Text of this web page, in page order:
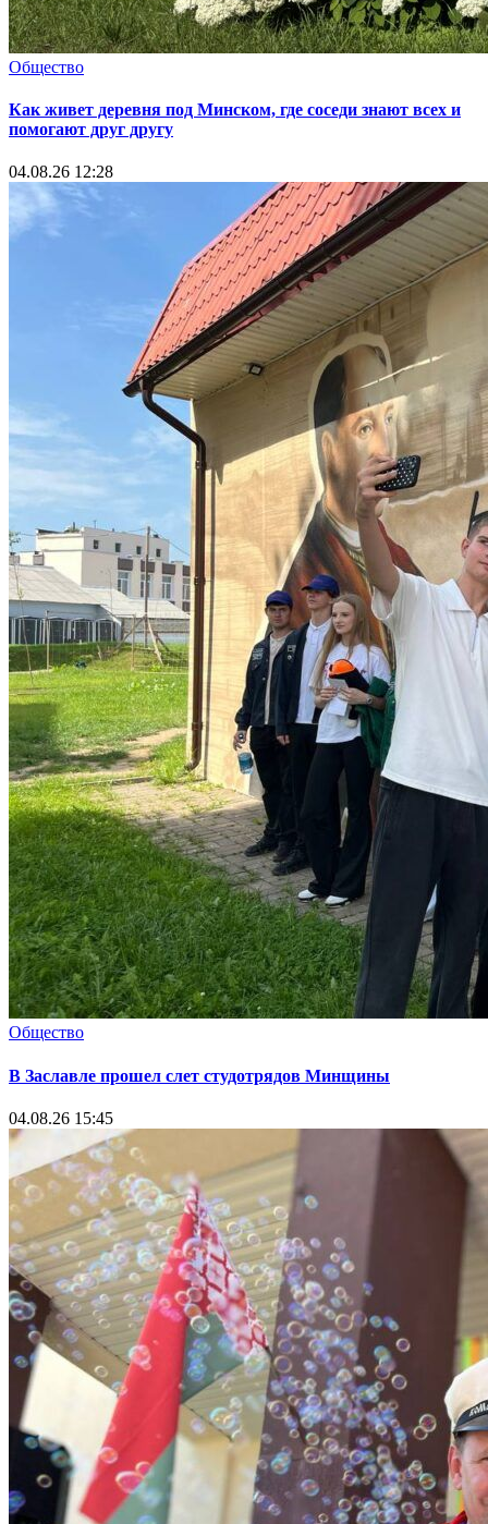
Общество
Как живет деревня под Минском, где соседи знают всех и
помогают друг другу
04.08.26 12:28
Общество
В Заславле прошел слет студотрядов Минщины
04.08.26 15:45